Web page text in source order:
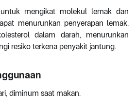
mengikat molekul lemak dan
menurunkan penyerapan lemak,
dalam darah, menurunkan
resiko terkena penyakit jantung.
diminum saat makan.